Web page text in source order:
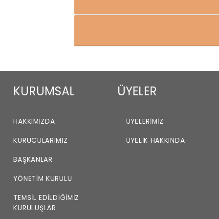
KURUMSAL
HAKKIMIZDA
KURUCULARIMIZ
BAŞKANLAR
YÖNETIM KURULU
TEMSIL EDILDIĞIMIZ
KURULUŞLAR
ÜYELER
ÜYELERIMIZ
ÜYELIK HAKKINDA